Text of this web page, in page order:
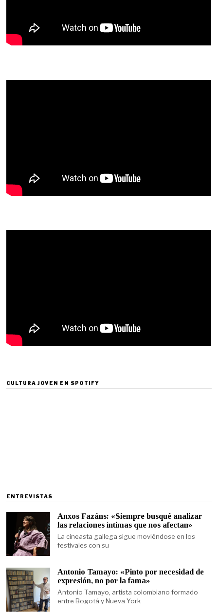
CULTURA JOVEN EN SPOTIFY
ENTREVISTAS
Anxos Fazáns: «Siempre busqué analizar
las relaciones íntimas que nos afectan»
La cineasta gallega sigue moviéndose en los
festivales con su
Antonio Tamayo: «Pinto por necesidad de
expresión, no por la fama»
Antonio Tamayo, artista colombiano formado
entre Bogotá y Nueva York